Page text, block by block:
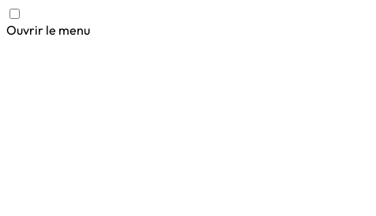
Ouvrir le menu